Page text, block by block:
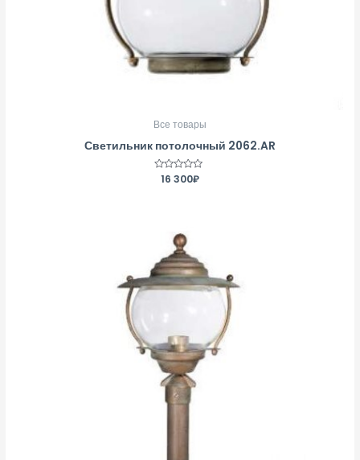
Все товары
Светильник потолочный 2062.AR
Оценка
16 300₽